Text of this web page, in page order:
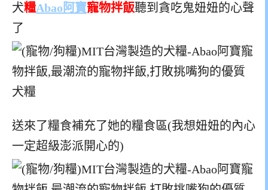
犬糧Abao阿寶寵物拌飯聽到貪吃鬼妞妞的心聲
了
送來了糧食補充了她的糧食區(我想妞妞的內心
一定超級澎派開心的)